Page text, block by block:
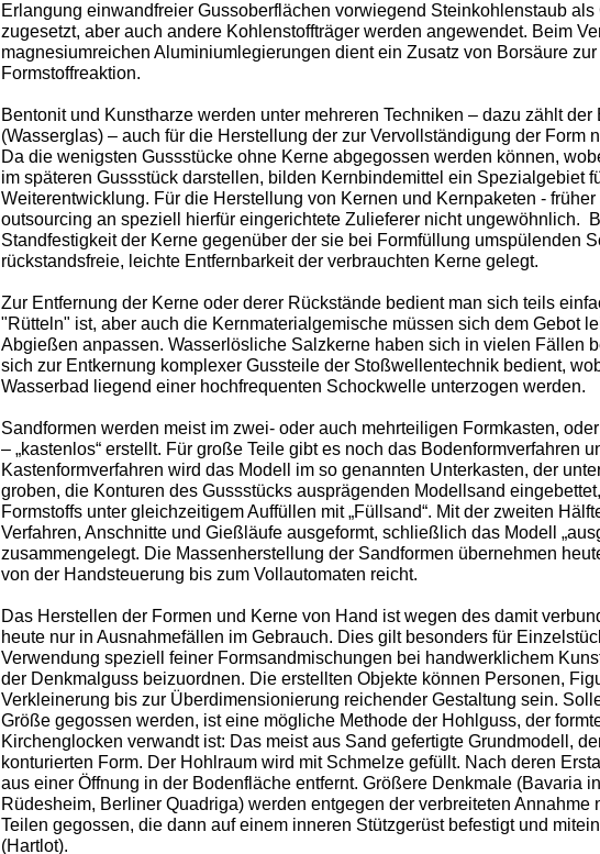
Erlangung einwandfreier Gussoberflächen vorwiegend Steinkohlenstaub
zugesetzt, aber auch andere Kohlenstoffträger werden angewendet. Beim
magnesiumreichen Aluminiumlegierungen dient ein Zusatz von Borsäure
Formstoffreaktion.
Bentonit und Kunstharze werden unter mehreren Techniken – dazu zählt
(Wasserglas) – auch für die Herstellung der zur Vervollständigung der Form
Da die wenigsten Gussstücke ohne Kerne abgegossen werden können,
im späteren Gussstück darstellen, bilden Kernbindemittel ein Spezialgebiet
Weiterentwicklung. Für die Herstellung von Kernen und Kernpaketen -
outsourcing an speziell hierfür eingerichtete Zulieferer nicht ungewöhnlich.
Standfestigkeit der Kerne gegenüber der sie bei Formfüllung umspülenden
rückstandsfreie, leichte Entfernbarkeit der verbrauchten Kerne gelegt.
Zur Entfernung der Kerne oder derer Rückstände bedient man sich teils
"Rütteln" ist, aber auch die Kernmaterialgemische müssen sich dem Gebot
Abgießen anpassen. Wasserlösliche Salzkerne haben sich in vielen Fällen
sich zur Entkernung komplexer Gussteile der Stoßwellentechnik bedient,
Wasserbad liegend einer hochfrequenten Schockwelle unterzogen werden.
Sandformen werden meist im zwei- oder auch mehrteiligen Formkasten,
– „kastenlos“ erstellt. Für große Teile gibt es noch das Bodenformverfahren
Kastenformverfahren wird das Modell im so genannten Unterkasten, der
groben, die Konturen des Gussstücks ausprägenden Modellsand
Formstoffs unter gleichzeitigem Auffüllen mit „Füllsand“. Mit der zweiten
Verfahren, Anschnitte und Gießläufe ausgeformt, schließlich das Modell
zusammengelegt. Die Massenherstellung der Sandformen übernehmen
von der Handsteuerung bis zum Vollautomaten reicht.
Das Herstellen der Formen und Kerne von Hand ist wegen des damit
heute nur in Ausnahmefällen im Gebrauch. Dies gilt besonders für
Verwendung speziell feiner Formsandmischungen bei handwerklichem
der Denkmalguss beizuordnen. Die erstellten Objekte können Personen,
Verkleinerung bis zur Überdimensionierung reichender Gestaltung sein.
Größe gegossen werden, ist eine mögliche Methode der Hohlguss, der
Kirchenglocken verwandt ist: Das meist aus Sand gefertigte Grundmodell,
konturierten Form. Der Hohlraum wird mit Schmelze gefüllt. Nach deren
aus einer Öffnung in der Bodenfläche entfernt. Größere Denkmale (Bavaria
Rüdesheim, Berliner Quadriga) werden entgegen der verbreiteten Annahme
Teilen gegossen, die dann auf einem inneren Stützgerüst befestigt und
(Hartlot).